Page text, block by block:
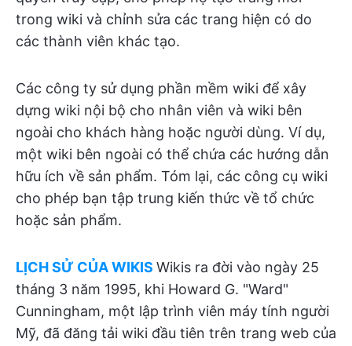
trong wiki và chỉnh sửa các trang hiện có do
các thành viên khác tạo.
Các công ty sử dụng phần mềm wiki để xây
dựng wiki nội bộ cho nhân viên và wiki bên
ngoài cho khách hàng hoặc người dùng. Ví dụ,
một wiki bên ngoài có thể chứa các hướng dẫn
hữu ích về sản phẩm. Tóm lại, các công cụ wiki
cho phép bạn tập trung kiến thức về tổ chức
hoặc sản phẩm.
LỊCH SỬ CỦA WIKIS Wikis ra đời vào ngày 25
tháng 3 năm 1995, khi Howard G. "Ward"
Cunningham, một lập trình viên máy tính người
Mỹ, đã đăng tải wiki đầu tiên trên trang web của